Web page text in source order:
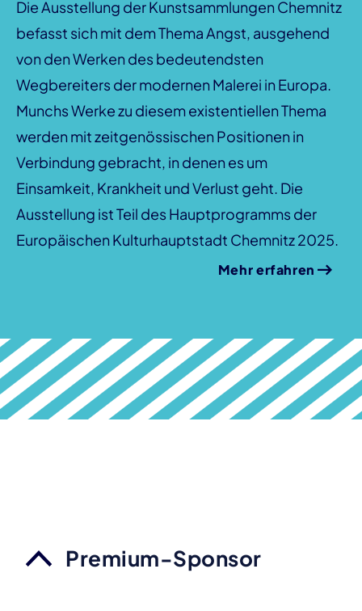
Die Ausstellung der Kunstsammlungen Chemnitz
befasst sich mit dem Thema Angst, ausgehend
von den Werken des bedeutendsten
Wegbereiters der modernen Malerei in Europa.
Munchs Werke zu diesem existentiellen Thema
werden mit zeitgenössischen Positionen in
Verbindung gebracht, in denen es um
Einsamkeit, Krankheit und Verlust geht. Die
Ausstellung ist Teil des Hauptprogramms der
Europäischen Kulturhauptstadt Chemnitz 2025.
Mehr erfahren
Premium-Sponsor